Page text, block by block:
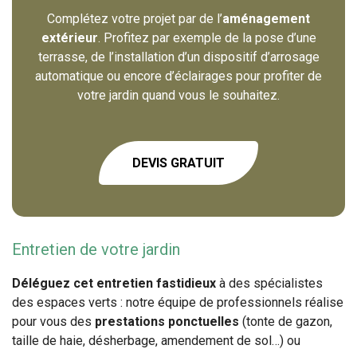
Complétez votre projet par de l’aménagement
extérieur. Profitez par exemple de la pose d’une
terrasse, de l’installation d’un dispositif d’arrosage
automatique ou encore d’éclairages pour profiter de
votre jardin quand vous le souhaitez.
DEVIS GRATUIT
Entretien de votre jardin
Déléguez cet entretien fastidieux à des spécialistes
des espaces verts : notre équipe de professionnels réalise
pour vous des prestations ponctuelles (tonte de gazon,
taille de haie, désherbage, amendement de sol…) ou